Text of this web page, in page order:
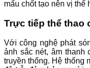
mấu chốt tạo nên vị thế
Trực tiếp thể thao
Với công nghệ phát
ảnh sắc nét, âm thanh
truyền thống. Hệ thống